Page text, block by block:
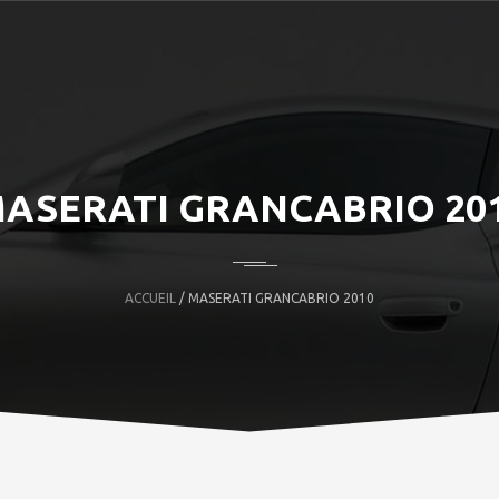
GRANCABRIO
ACCUEIL / MASERATI GRANCABRIO 2010